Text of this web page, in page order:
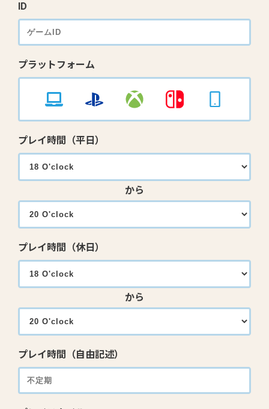
ID
プラットフォーム
プレイ時間（平日）
から
プレイ時間（休日）
から
プレイ時間（自由記述）